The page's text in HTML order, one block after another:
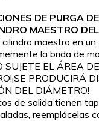
DE PURGA
MAESTRO
cilindro maestro en
la brida de
SUJETE EL ÁREA
PRODUCIRÁ
DEL DIÁMETRO!
de salida tienen
reemplácelas